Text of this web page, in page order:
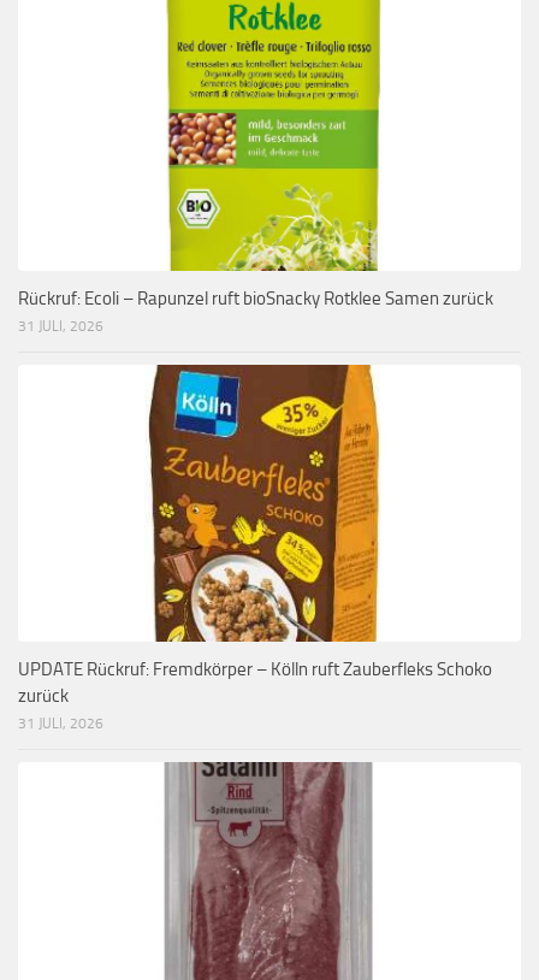
Rückruf: Ecoli – Rapunzel ruft bioSnacky Rotklee Samen zurück
31 JULI, 2026
UPDATE Rückruf: Fremdkörper – Kölln ruft Zauberfleks Schoko
zurück
31 JULI, 2026